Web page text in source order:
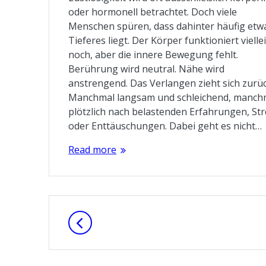
oder hormonell betrachtet. Doch viele
Menschen spüren, dass dahinter häufig
Tieferes liegt. Der Körper funktioniert
noch, aber die innere Bewegung fehlt.
Berührung wird neutral. Nähe wird
anstrengend. Das Verlangen zieht sich
Manchmal langsam und schleichend,
plötzlich nach belastenden Erfahrungen,
oder Enttäuschungen. Dabei geht es nicht…
Read more
Posts
navigation